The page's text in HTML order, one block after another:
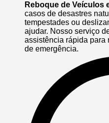
Reboque de Veículos
casos de desastres
tempestades ou
ajudar. Nosso serviço
assistência rápida para
de emergência.